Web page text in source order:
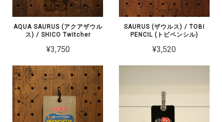
AQUA SAURUS (アクアザウル
ス) / SHICO Twitcher
¥3,750
SAURUS (ザウルス) / TOBI
PENCIL (トビペンシル)
¥3,520